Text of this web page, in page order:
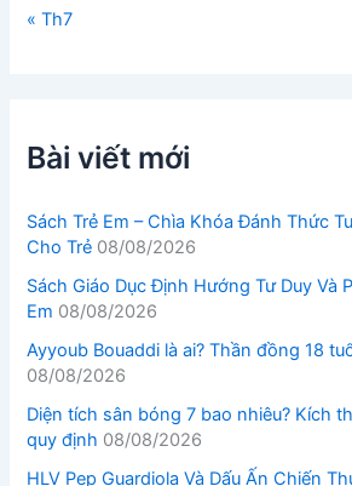
« Th7
Bài viết mới
Sách Trẻ Em – Chìa Khóa Đánh Thức
Cho Trẻ 08/08/2026
Sách Giáo Dục Định Hướng Tư Duy Và
Em 08/08/2026
Ayyoub Bouaddi là ai? Thần đồng 18
08/08/2026
Diện tích sân bóng 7 bao nhiêu? Kích
quy định 08/08/2026
HLV Pep Guardiola Và Dấu Ấn Chiến